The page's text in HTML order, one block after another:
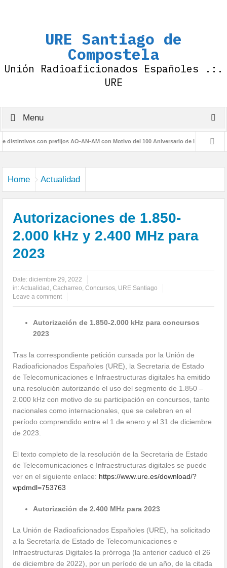
URE Santiago de
Compostela
Unión Radioaficionados Españoles .:.
URE
Menu
con prefijos AO-AN-AM con Motivo del 100 Aniversario de la IARU
Home Actualidad
Autorizaciones de 1.850-
2.000 kHz y 2.400 MHz para
2023
Date:diciembre 29, 2022
in:Actualidad ,Cacharreo,Concursos, URE Santiago
Leave a comment
Autorización de 1.850-2.000 kHz para concursos
2023
Tras la correspondiente petición cursada por la Unión de
Radioaficionados Españoles (URE), la Secretaria de Estado
de Telecomunicaciones e Infraestructuras digitales ha emitido
una resolución autorizando el uso del segmento de 1.850 –
2.000 kHz con motivo de su participación en concursos, tanto
nacionales como internacionales, que se celebren en el
período comprendido entre el 1 de enero y el 31 de diciembre
de 2023.
El texto completo de la resolución de la Secretaria de Estado
de Telecomunicaciones e Infraestructuras digitales se puede
ver en el siguiente enlace: https://www.ure.es/download/?
wpdmdl=753763
Autorización de 2.400 MHz para 2023
La Unión de Radioaficionados Españoles (URE), ha solicitado
a la Secretaría de Estado de Telecomunicaciones e
Infraestructuras Digitales la prórroga (la anterior caducó el 26
de diciembre de 2022), por un período de un año, de la citada